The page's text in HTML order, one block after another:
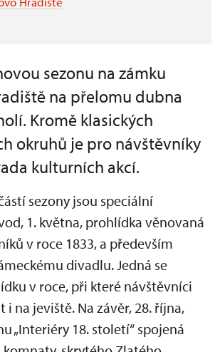
sezonu na zámku
na přelomu dubna
Kromě klasických
okruhů je pro návštěvníky
kulturních akcí.
sezony jsou speciální
1. května, prohlídka věnovaná
v roce 1833, a především
divadlu. Jedná se
v roce, při které návštěvníci
na jeviště. Na závěr, 28. října,
„Interiéry 18. století“ spojená